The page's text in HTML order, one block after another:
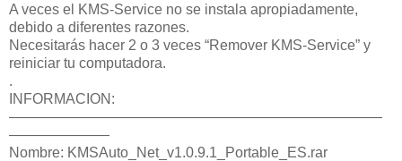
A veces el KMS-Service no se instala apropiadamente,
debido a diferentes razones.
Necesitarás hacer 2 o 3 veces “Remover KMS-Service” y
reiniciar tu computadora.
.
INFORMACION:
——————————————————————————
———————
Nombre: KMSAuto_Net_v1.0.9.1_Portable_ES.rar